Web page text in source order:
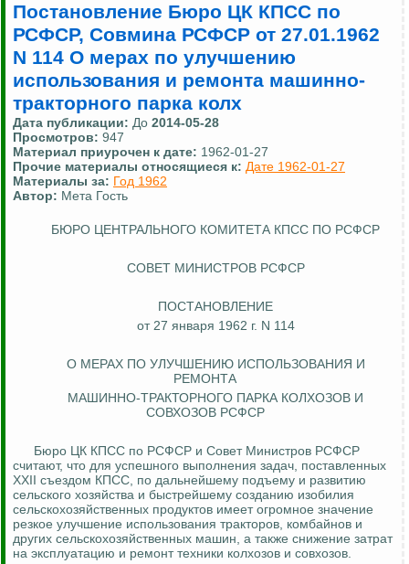
Постановление Бюро ЦК КПСС по
РСФСР, Совмина РСФСР от 27.01.1962
N 114 О мерах по улучшению
использования и ремонта машинно-
тракторного парка колх
Дата публикации: До 2014-05-28
Просмотров: 947
Материал приурочен к дате: 1962-01-27
Прочие материалы относящиеся к: Дате 1962-01-27
Материалы за: Год 1962
Автор: Мета Гость
БЮРО ЦЕНТРАЛЬНОГО КОМИТЕТА КПСС ПО РСФСР
СОВЕТ МИНИСТРОВ РСФСР
ПОСТАНОВЛЕНИЕ
от 27 января 1962 г. N 114
О МЕРАХ ПО УЛУЧШЕНИЮ ИСПОЛЬЗОВАНИЯ И
РЕМОНТА
МАШИННО-ТРАКТОРНОГО ПАРКА КОЛХОЗОВ И
СОВХОЗОВ РСФСР
Бюро ЦК КПСС по РСФСР и Совет Министров РСФСР
считают, что для успешного выполнения задач, поставленных
XXII съездом КПСС, по дальнейшему подъему и развитию
сельского хозяйства и быстрейшему созданию изобилия
сельскохозяйственных продуктов имеет огромное значение
резкое улучшение использования тракторов, комбайнов и
других сельскохозяйственных машин, а также снижение затрат
на эксплуатацию и ремонт техники колхозов и совхозов.